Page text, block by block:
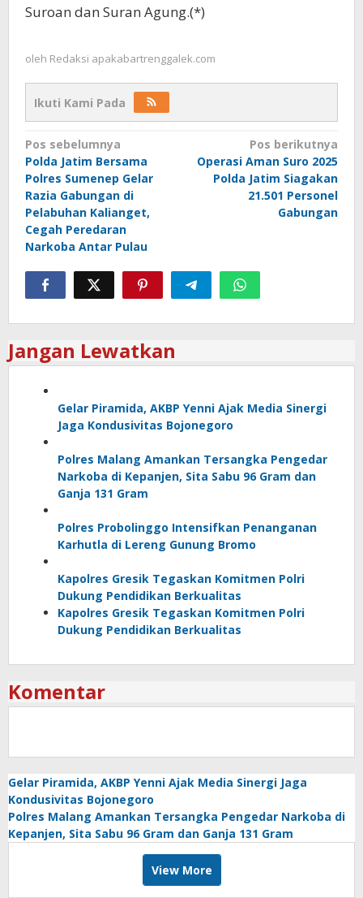
Suroan dan Suran Agung.(*)
oleh Redaksi apakabartrenggalek.com
Ikuti Kami Pada
Navigasi
pos
Pos sebelumnya
Polda Jatim Bersama
Polres Sumenep Gelar
Razia Gabungan di
Pelabuhan Kalianget,
Cegah Peredaran
Narkoba Antar Pulau
Pos berikutnya
Operasi Aman Suro 2025
Polda Jatim Siagakan
21.501 Personel
Gabungan
Jangan Lewatkan
Gelar Piramida, AKBP Yenni Ajak Media Sinergi
Jaga Kondusivitas Bojonegoro
Polres Malang Amankan Tersangka Pengedar
Narkoba di Kepanjen, Sita Sabu 96 Gram dan
Ganja 131 Gram
Polres Probolinggo Intensifkan Penanganan
Karhutla di Lereng Gunung Bromo
Kapolres Gresik Tegaskan Komitmen Polri
Dukung Pendidikan Berkualitas
Kapolres Gresik Tegaskan Komitmen Polri
Dukung Pendidikan Berkualitas
Komentar
Gelar Piramida, AKBP Yenni Ajak Media Sinergi Jaga
Kondusivitas Bojonegoro
Polres Malang Amankan Tersangka Pengedar Narkoba di
Kepanjen, Sita Sabu 96 Gram dan Ganja 131 Gram
View More